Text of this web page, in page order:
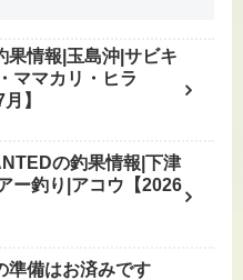
果情報|玉島沖|サビキ
ママカリ・ヒラ
】
の釣果情報|下津
ー釣り|アコウ【2026
準備はお済みです